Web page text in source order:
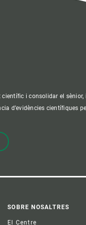
i consolidar el sènior,
d’evidències científiques
Footer
SOBRE NOSALTRES
El Centre